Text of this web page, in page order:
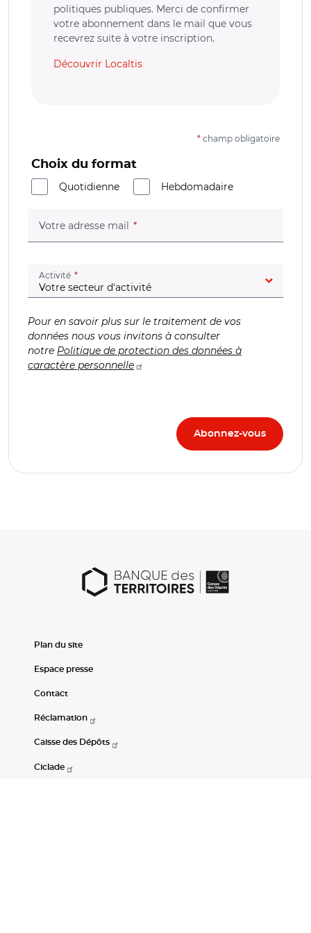
politiques publiques. Merci de confirmer
votre abonnement dans le mail que vous
recevrez suite à votre inscription.
Découvrir Localtis
* champ obligatoire
Choix du format
Quotidienne
Hebdomadaire
Votre adresse mail (champ obligatoire)
Activité (champ obligatoire)
Pour en savoir plus sur le traitement de vos
données nous vous invitons à consulter
notre Politique de protection des données à
caractère personnelle
Plan du site
Espace presse
Contact
Réclamation
Caisse des Dépôts
Ciclade